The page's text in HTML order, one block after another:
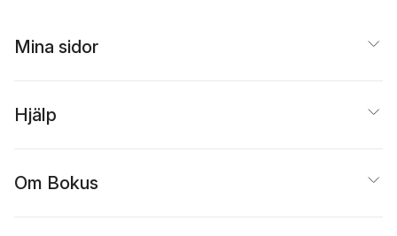
Mina sidor
Hjälp
Om Bokus